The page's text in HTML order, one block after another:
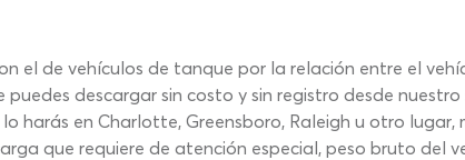
el de vehículos de tanque por la relación entre el
descargar sin costo y sin registro desde
harás en Charlotte, Greensboro, Raleigh u otro lugar,
que requiere de atención especial, peso bruto del